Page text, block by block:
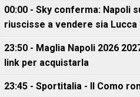
00:00 - Sky conferma: Napoli
riuscisse a vendere sia Lucca
23:50 - Maglia Napoli 2026
link per acquistarla
23:45 - Sportitalia - Il Como